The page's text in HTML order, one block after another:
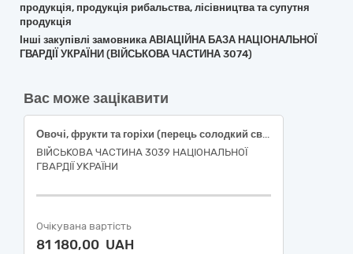
продукція, продукція рибальства, лісівництва та супутня
продукція
Інші закупівлі замовника АВІАЦІЙНА БАЗА НАЦІОНАЛЬНОЇ
ГВАРДІЇ УКРАЇНИ (ВІЙСЬКОВА ЧАСТИНА 3074)
Вас може зацікавити
Овочі, фрукти та горіхи (перець солодкий свіжий подовженої форми, огірки свіжі польові короткоплідні, помідори тепличні свіжі округлі, часник свіжий вищого товарного сорту)
ВІЙСЬКОВА ЧАСТИНА 3039 НАЦІОНАЛЬНОЇ
ГВАРДІЇ УКРАЇНИ
Очікувана вартість
81 180,00 UAH